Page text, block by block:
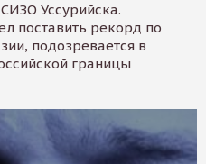
Уссурийска.
поставить рекорд по
подозревается в
границы